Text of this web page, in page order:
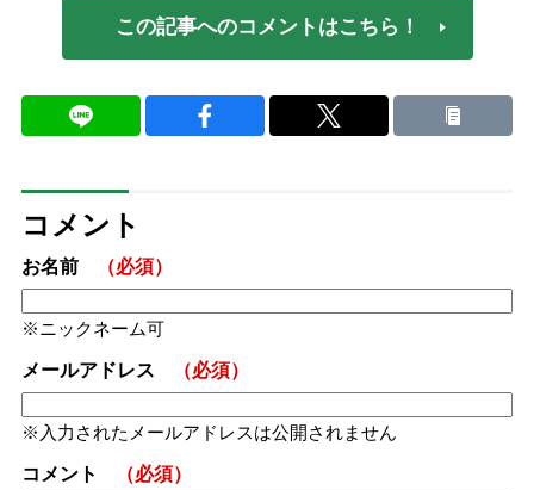
この記事へのコメントはこちら！
コメント
お名前 （必須）
ニックネーム可
メールアドレス （必須）
入力されたメールアドレスは公開されません
コメント （必須）